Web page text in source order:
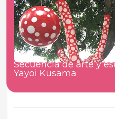
Secuencia de arte y
Yayoi Kusama